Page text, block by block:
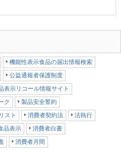
機能性表示食品の届出情報検索
公益通報者保護制度
表示リコール情報サイト
ク
製品安全誓約
スト
消費者契約法
法執行
品表示
消費者白書
消費者月間